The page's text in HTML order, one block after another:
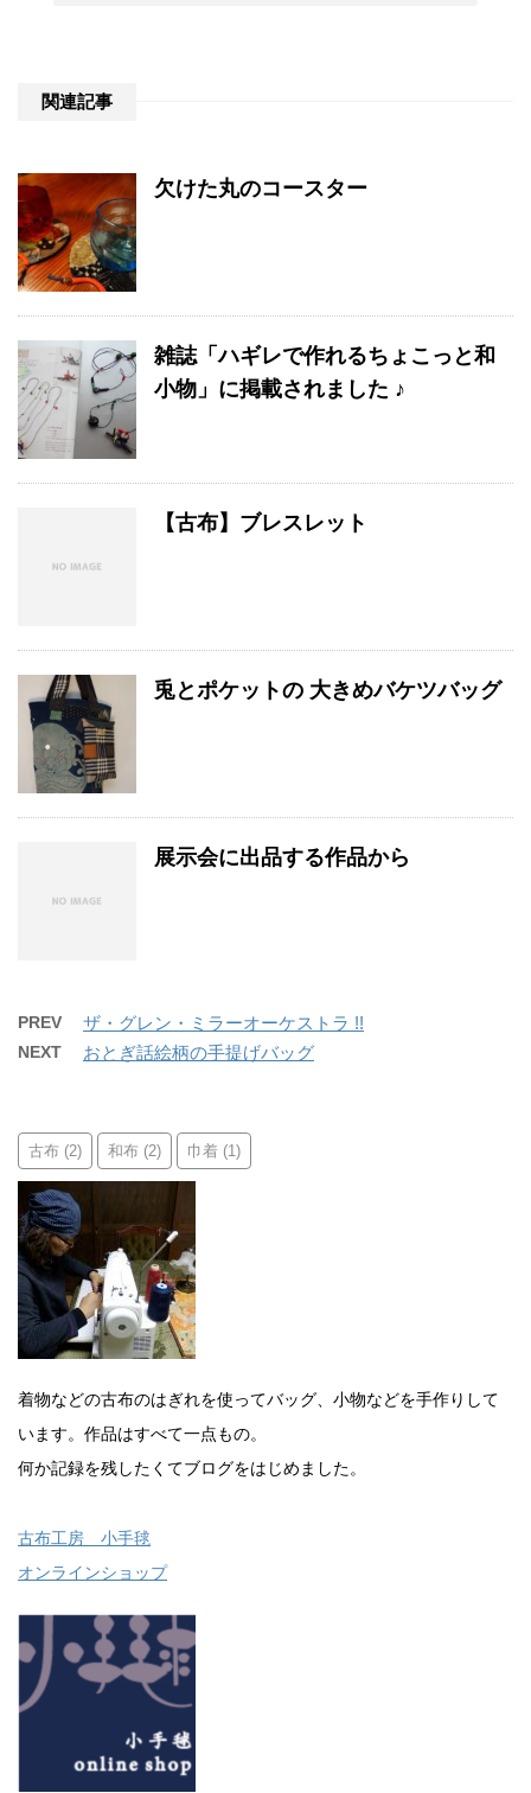
関連記事
欠けた丸のコースター
雑誌「ハギレで作れるちょこっと和
小物」に掲載されました ♪
【古布】ブレスレット
兎とポケットの 大きめバケツバッグ
展示会に出品する作品から
PREV ザ・グレン・ミラーオーケストラ !!
NEXT おとぎ話絵柄の手提げバッグ
古布 (2) 和布 (2) 巾着 (1)
着物などの古布のはぎれを使ってバッグ、小物などを手作りして
います。作品はすべて一点もの。
何か記録を残したくてブログをはじめました。
古布工房 小手毬
オンラインショップ